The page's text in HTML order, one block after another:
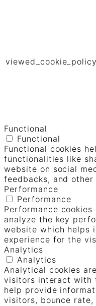
viewed_cookie_policy
Functional
Functional
Functional cookies
functionalities like
website on social
feedbacks, and
Performance
Performance
Performance
analyze the key
website which helps
experience for the
Analytics
Analytics
Analytical cookies
visitors interact with
help provide
visitors, bounce